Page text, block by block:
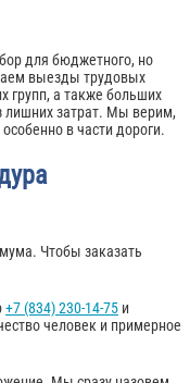
для бюджетного, но
выезды трудовых
групп, а также больших
лишних затрат. Мы верим,
в части дороги.
Чтобы заказать
+7 (834) 230-14-75 и
человек и примерное